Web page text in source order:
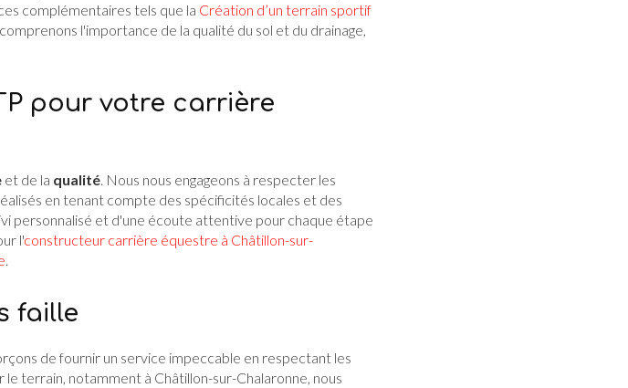
complémentaires tels que la Création d’un terrain sportif
l'importance de la qualité du sol et du drainage,
pour votre carrière
et de la qualité. Nous nous engageons à respecter les
en tenant compte des spécificités locales et des
personnalisé et d'une écoute attentive pour chaque étape
l'constructeur carrière équestre à Châtillon-sur-
.
faille
de fournir un service impeccable en respectant les
terrain, notamment à Châtillon-sur-Chalaronne, nous